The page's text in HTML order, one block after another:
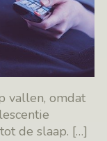
vallen, omdat
de slaap. […]